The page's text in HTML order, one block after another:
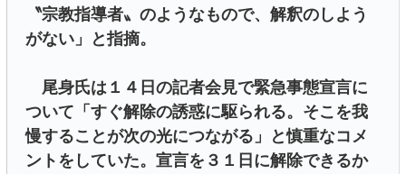
〝宗教指導者〟のようなもので、解釈のしよう
がない」と指摘。
尾身氏は１４日の記者会見で緊急事態宣言に
ついて「すぐ解除の誘惑に駆られる。そこを我
慢することが次の光につながる」と慎重なコメ
ントをしていた。宣言を３１日に解除できるか